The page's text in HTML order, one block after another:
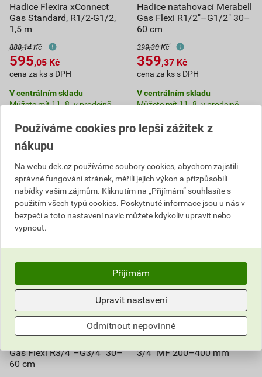
Hadice Flexira xConnect
Gas Standard, R1/2-G1/2,
1,5 m
888,14 Kč
595,05 Kč
cena za ks s DPH
V centrálním skladu
Můžete mít 11. 8. v prodejně
ks
595,05 Kč celkem s DPH
Hadice natahovací Merabell
Gas Flexi R1/2"–G1/2" 30–
60 cm
399,30 Kč
359,37 Kč
cena za ks s DPH
V centrálním skladu
Můžete mít 11. 8. v prodejně
359,37 Kč celkem s DPH
Gas Flexi R3/4"–G3/4" 30–
60 cm
3/4" MF 200–400 mm
Používáme cookies pro lepší zážitek z
nákupu
Na webu dek.cz používáme soubory cookies, abychom zajistili
správné fungování stránek, měřili jejich výkon a přizpůsobili
nabídky vašim zájmům. Kliknutím na „Přijímám“ souhlasíte s
použitím všech typů cookies. Poskytnuté informace jsou u nás v
bezpečí a toto nastavení navíc můžete kdykoliv upravit nebo
vypnout.
Přijímám
Upravit nastavení
Odmítnout nepovinné